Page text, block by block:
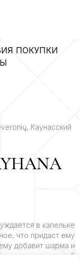
ПОКУПКИ
Каунасский
в капельке
что придаст ему
добавит шарма и
очарования”.